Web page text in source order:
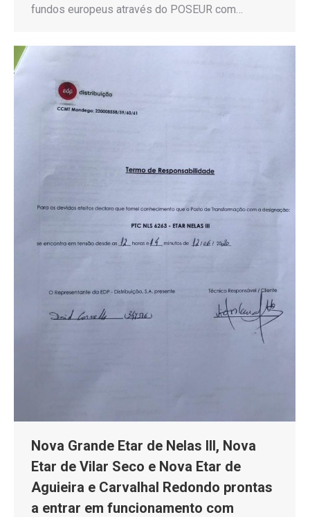
fundos europeus através do POSEUR com…
Nova Grande Etar de Nelas III, Nova
Etar de Vilar Seco e Nova Etar de
Aguieira e Carvalhal Redondo prontas
a entrar em funcionamento com